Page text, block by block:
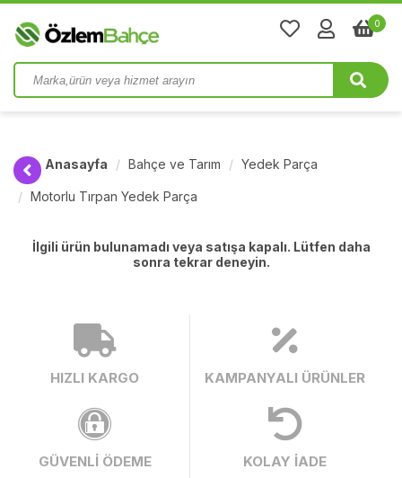
0
Anasayfa Bahçe ve Tarım Yedek Parça
Motorlu Tırpan Yedek Parça
İlgili ürün bulunamadı veya satışa kapalı. Lütfen daha
sonra tekrar deneyin.
HIZLI KARGO KAMPANYALI ÜRÜNLER
GÜVENLİ ÖDEME KOLAY İADE